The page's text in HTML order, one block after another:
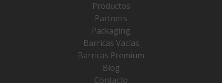
Productos
Partners
Packaging
Barricas Vacías
Barricas Premium
Blog
Contacto